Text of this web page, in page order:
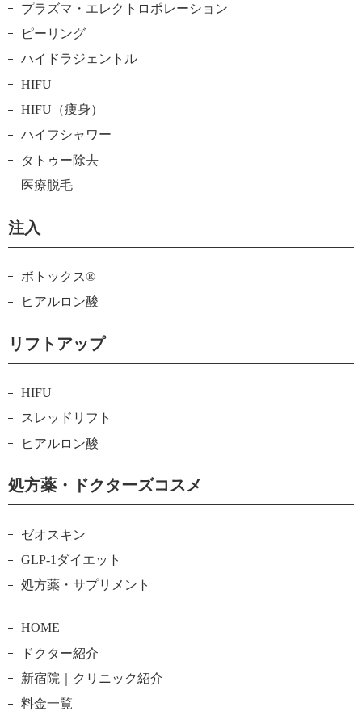
プラズマ・エレクトロポレーション
ピーリング
ハイドラジェントル
HIFU
HIFU（痩身）
ハイフシャワー
タトゥー除去
医療脱毛
注入
ボトックス®
ヒアルロン酸
リフトアップ
HIFU
スレッドリフト
ヒアルロン酸
処方薬・ドクターズコスメ
ゼオスキン
GLP-1ダイエット
処方薬・サプリメント
HOME
ドクター紹介
新宿院｜クリニック紹介
料金一覧